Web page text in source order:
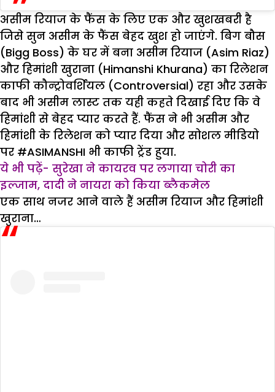
असीम रियाज के फैंस के लिए एक और खुशखबरी है
जिसे सुन असीम के फैंस बेहद खुश हो जाएंगे. बिग बौस
(Bigg Boss) के घर में बना असीम रियाज (Asim Riaz)
और हिमांशी खुराना (Himanshi Khurana) का रिलेशन
काफी कौन्ट्रोवर्शियल (Controversial) रहा और उसके
बाद भी असीम लास्ट तक यही कहते दिखाई दिए कि वे
हिमांशी से बेहद प्यार करते हैं. फैंस ने भी असीम और
हिमांशी के रिलेशन को प्यार दिया और सोशल मीडियो
पर #ASIMANSHI भी काफी ट्रेंड हुया.
ये भी पढ़ें- सुरेखा ने कायरव पर लगाया चोरी का
इल्जाम, दादी ने नायरा को किया ब्लैकमेल
एक साथ नजर आने वाले हैं असीम रियाज और हिमांशी
खुराना…